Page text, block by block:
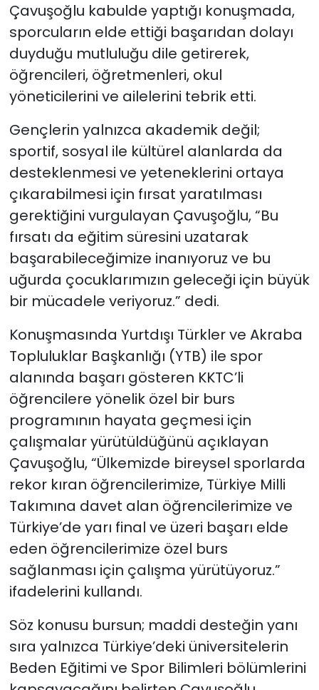
Çavuşoğlu kabulde yaptığı konuşmada,
sporcuların elde ettiği başarıdan dolayı
duyduğu mutluluğu dile getirerek,
öğrencileri, öğretmenleri, okul
yöneticilerini ve ailelerini tebrik etti.
Gençlerin yalnızca akademik değil;
sportif, sosyal ile kültürel alanlarda da
desteklenmesi ve yeteneklerini ortaya
çıkarabilmesi için fırsat yaratılması
gerektiğini vurgulayan Çavuşoğlu, “Bu
fırsatı da eğitim süresini uzatarak
başarabileceğimize inanıyoruz ve bu
uğurda çocuklarımızın geleceği için büyük
bir mücadele veriyoruz.” dedi.
Konuşmasında Yurtdışı Türkler ve Akraba
Topluluklar Başkanlığı (YTB) ile spor
alanında başarı gösteren KKTC’li
öğrencilere yönelik özel bir burs
programının hayata geçmesi için
çalışmalar yürütüldüğünü açıklayan
Çavuşoğlu, “Ülkemizde bireysel sporlarda
rekor kıran öğrencilerimize, Türkiye Milli
Takımına davet alan öğrencilerimize ve
Türkiye’de yarı final ve üzeri başarı elde
eden öğrencilerimize özel burs
sağlanması için çalışma yürütüyoruz.”
ifadelerini kullandı.
Söz konusu bursun; maddi desteğin yanı
sıra yalnızca Türkiye’deki üniversitelerin
Beden Eğitimi ve Spor Bilimleri bölümlerini